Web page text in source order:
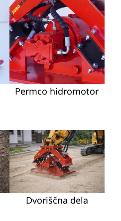
Permco hidromotor
Dvoriščna dela